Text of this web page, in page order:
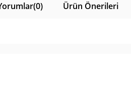
(0) Ürün Önerileri